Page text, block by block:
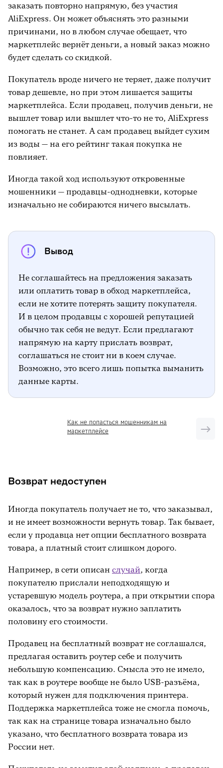
заказать повторно напрямую, без участия
AliExpress. Он может объяснять это разными
причинами, но в любом случае обещает, что
маркетплейс вернёт деньги, а новый заказ можно
будет сделать со скидкой.
Покупатель вроде ничего не теряет, даже получит
товар дешевле, но при этом лишается защиты
маркетплейса. Если продавец, получив деньги, не
вышлет товар или вышлет что-то не то, AliExpress
помогать не станет. А сам продавец выйдет сухим
из воды — на его рейтинг такая покупка не
повлияет.
Иногда такой ход используют откровенные
мошенники — продавцы-однодневки, которые
изначально не собираются ничего высылать.
Вывод
Не соглашайтесь на предложения заказать
или оплатить товар в обход маркетплейса,
если не хотите потерять защиту покупателя.
И в целом продавцы с хорошей репутацией
обычно так себя не ведут. Если предлагают
напрямую на карту прислать возврат,
соглашаться не стоит ни в коем случае.
Возможно, это всего лишь попытка выманить
данные карты.
Как не попасться мошенникам на
маркетплейсе
Возврат недоступен
Иногда покупатель получает не то, что заказывал,
и не имеет возможности вернуть товар. Так бывает,
если у продавца нет опции бесплатного возврата
товара, а платный стоит слишком дорого.
Например, в сети описан случай, когда
покупателю прислали неподходящую и
устаревшую модель роутера, а при открытии спора
оказалось, что за возврат нужно заплатить
половину его стоимости.
Продавец на бесплатный возврат не соглашался,
предлагая оставить роутер себе и получить
небольшую компенсацию. Смысла это не имело,
так как в роутере вообще не было USB-разъёма,
который нужен для подключения принтера.
Поддержка маркетплейса тоже не смогла помочь,
так как на странице товара изначально было
указано, что бесплатного возврата товара из
России нет.